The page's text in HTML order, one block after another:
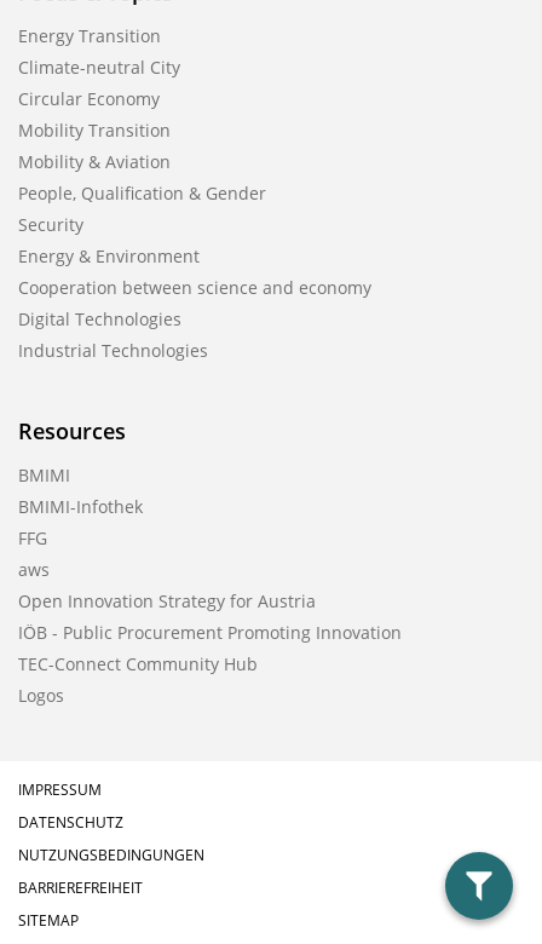
filter
Energy Transition
Climate-neutral City
Circular Economy
Mobility Transition
Mobility & Aviation
People, Qualification & Gender
Security
Energy & Environment
Cooperation between science and economy
Digital Technologies
Industrial Technologies
Resources
BMIMI
BMIMI-Infothek
FFG
aws
Open Innovation Strategy for Austria
IÖB - Public Procurement Promoting Innovation
TEC-Connect Community Hub
Logos
IMPRESSUM
DATENSCHUTZ
NUTZUNGSBEDINGUNGEN
BARRIEREFREIHEIT
SITEMAP